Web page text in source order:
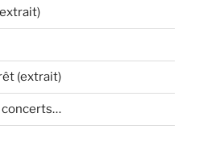
(extrait)
concerts…